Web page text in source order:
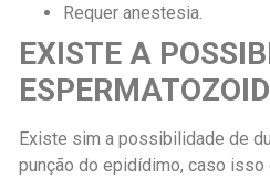
Requer anestesia.
EXISTE A
Existe sim a possibilidade de
punção do epidídimo, caso